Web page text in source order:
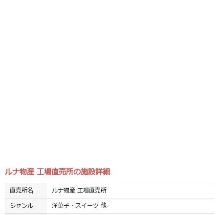
ルナ物産 工場直売所の施設詳細
直売所名
ルナ物産 工場直売所
ジャンル
洋菓子・スイーツ 他